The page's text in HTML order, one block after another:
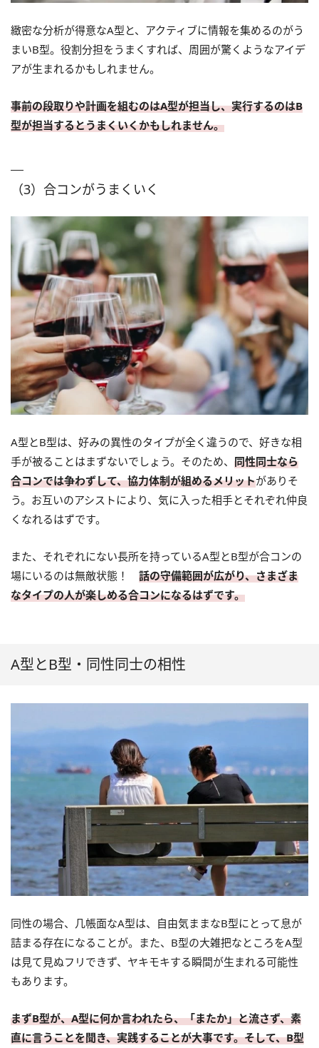
緻密な分析が得意なA型と、アクティブに情報を集めるのがう
まいB型。役割分担をうまくすれば、周囲が驚くようなアイデ
アが生まれるかもしれません。
事前の段取りや計画を組むのはA型が担当し、実行するのはB
型が担当するとうまくいくかもしれません。
（3）合コンがうまくいく
A型とB型は、好みの異性のタイプが全く違うので、好きな相
手が被ることはまずないでしょう。そのため、 同性同士なら
合コンでは争わずして、協力体制が組めるメリットがありそ
う。お互いのアシストにより、気に入った相手とそれぞれ仲良
くなれるはずです。
また、それぞれにない長所を持っているA型とB型が合コンの
場にいるのは無敵状態！ 話の守備範囲が広がり、さまざま
なタイプの人が楽しめる合コンになるはずです。
A型とB型・同性同士の相性
同性の場合、几帳面なA型は、自由気ままなB型にとって息が
詰まる存在になることが。また、B型の大雑把なところをA型
は見て見ぬフリできず、ヤキモキする瞬間が生まれる可能性
もあります。
まずB型が、A型に何か言われたら、「またか」と流さず、素
直に言うことを聞き、実践することが大事です。そして、B型